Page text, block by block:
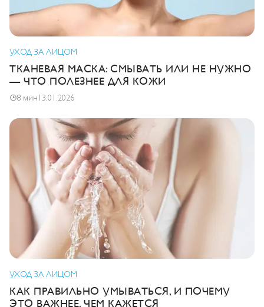
УХОД ЗА ЛИЦОМ
ТКАНЕВАЯ МАСКА: СМЫВАТЬ ИЛИ НЕ НУЖНО
— ЧТО ПОЛЕЗНЕЕ ДЛЯ КОЖИ
8 мин 13.01.2026
УХОД ЗА ЛИЦОМ
КАК ПРАВИЛЬНО УМЫВАТЬСЯ, И ПОЧЕМУ
ЭТО ВАЖНЕЕ, ЧЕМ КАЖЕТСЯ